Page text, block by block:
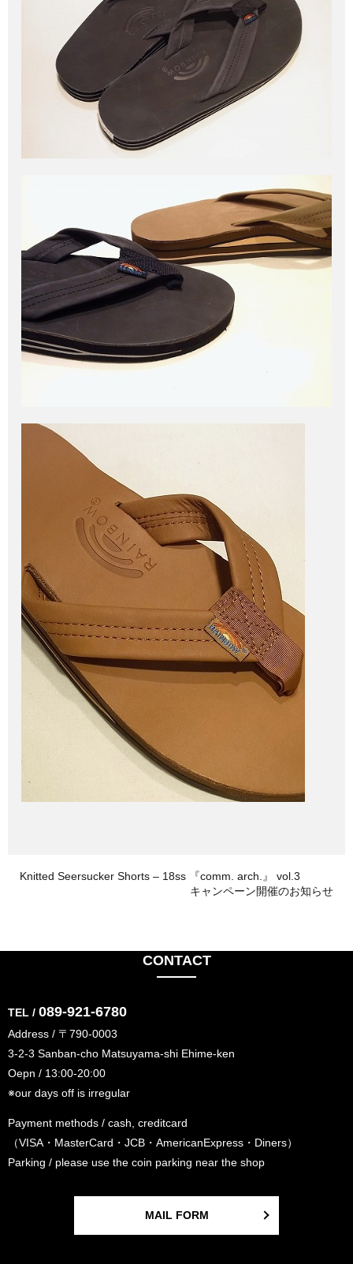
Knitted Seersucker Shorts – 18ss 『comm. arch.』 vol.3
キャンペーン開催のお知らせ
CONTACT
TEL / 089-921-6780
Address / 〒790-0003
3-2-3 Sanban-cho Matsuyama-shi Ehime-ken
Oepn / 13:00-20:00
※our days off is irregular
Payment methods / cash, creditcard
（VISA・MasterCard・JCB・AmericanExpress・Diners）
Parking / please use the coin parking near the shop
MAIL FORM